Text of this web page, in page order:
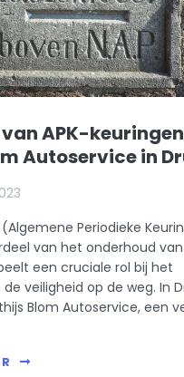
APK-
Autoservice in
Periodieke
van het onderhoud van
een cruciale rol bij het
veiligheid op de weg. In
Blom Autoservice, een